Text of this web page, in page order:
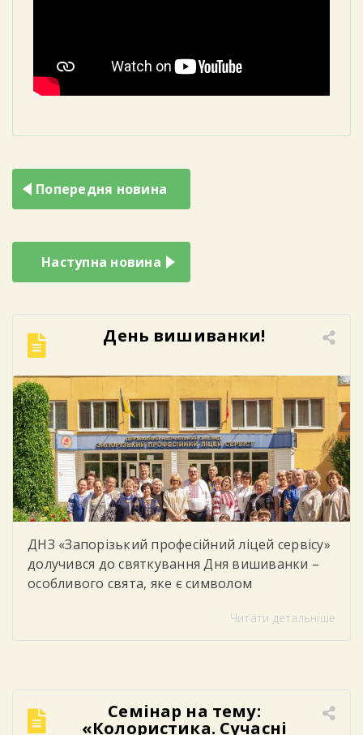
Навігація
записів
Попередня новина
Наступна новина
День вишиванки!
ДНЗ «Запорізький професійний ліцей сервісу»
долучився до святкування Дня вишиванки –
особливого свята, яке є символом
українського народу та любові до рідної
орнаменти, різноманіття кольорів та
Читати детальніше
Семінар на тему:
«Колористика. Сучасні